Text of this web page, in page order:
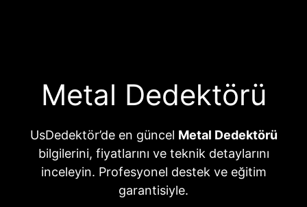
Metal Dedektörü
UsDedektör’de en güncel Metal Dedektörü
bilgilerini, fiyatlarını ve teknik detaylarını
inceleyin. Profesyonel destek ve eğitim
garantisiyle.